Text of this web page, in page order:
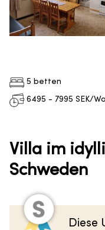
5 betten
6495 - 7995 SEK/
Villa im
Schweden
Diese